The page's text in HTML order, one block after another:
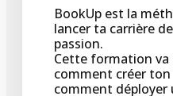
BookUp est la
lancer ta carrière
passion.
Cette formation
comment créer ton
comment déployer